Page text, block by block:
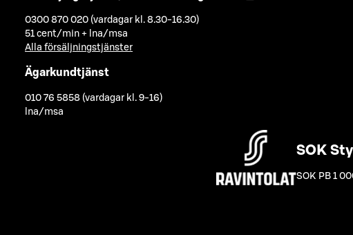
0300 870 020 (vardagar kl. 8.30-16.30)
51 cent/min + lna/msa
Alla försäljningstjänster
Ägarkundtjänst
010 76 5858 (vardagar kl. 9-16)
lna/msa
SOK
SOK PB 1